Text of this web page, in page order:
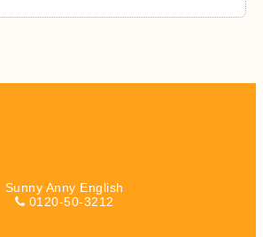
Sunny Anny English
0120-50-3212